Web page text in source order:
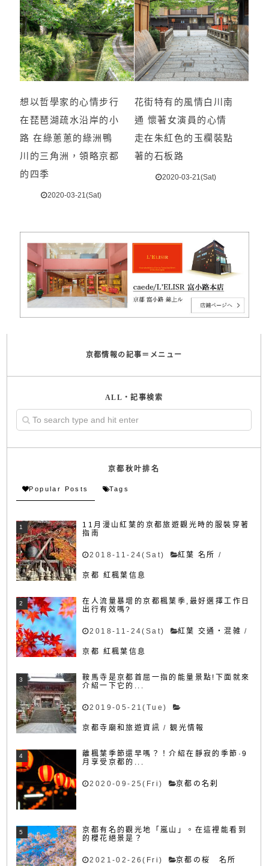
想以哲學家的心情步行
在琵琶湖疏水沿岸的小
路 在綠蔥蔥的綠洲鴨
川的三角洲，領略京都
的四季
2020-03-21(Sat)
花街特有的風情白川南
通 懷著女演員的心情
走在朱紅色的玉欄裝點
著的石板路
2020-03-21(Sat)
京都情報の記事＝メニュー
ALL・記事検索
京都秋叶排名
Popular Posts Tags
11月漫山紅葉的京都旅遊觀光時的服裝穿著
指南
2018-11-24(Sat) 紅葉 名所 /
京都 紅楓葉信息
在人流量暴增的京都楓葉季,最好選擇工作日
出行有效嗎?
2018-11-24(Sat) 紅葉 交通・混雑 /
京都 紅楓葉信息
鞍馬寺是京都首屈一指的能量景點!下面就來
介紹一下它的...
2019-05-21(Tue)
京都寺廟和旅遊資訊 /観光情報
離楓葉季節還早嗎？！介紹在靜寂的季節·9
月享受京都的...
2020-09-25(Fri) 京都の名刹
京都有名的觀光地「嵐山」。在這裡能看到
的櫻花絕景是？
2021-02-26(Fri) 京都の桜 名所